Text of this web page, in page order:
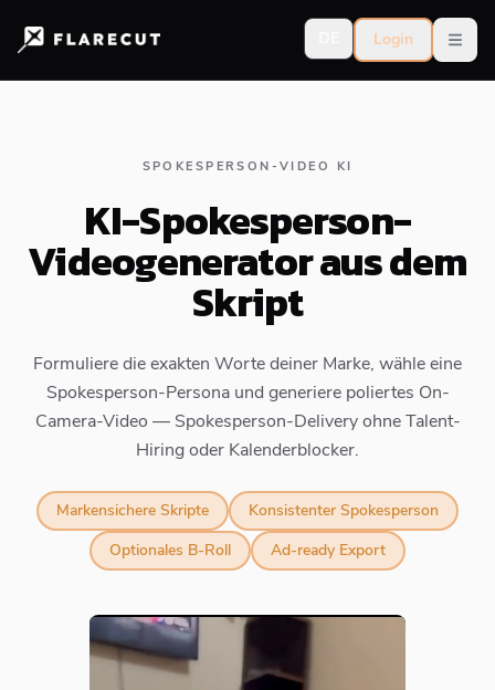
Login
SPOKESPERSON-VIDEO KI
KI-Spokesperson-
Videogenerator aus dem
Skript
Formuliere die exakten Worte deiner Marke, wähle eine
Spokesperson-Persona und generiere poliertes On-
Camera-Video — Spokesperson-Delivery ohne Talent-
Hiring oder Kalenderblocker.
Markensichere Skripte
Konsistenter Spokesperson
Optionales B-Roll
Ad-ready Export